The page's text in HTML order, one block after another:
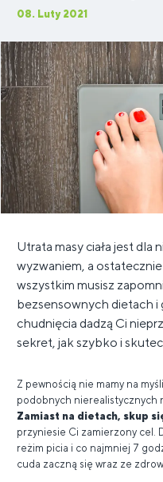
08. Luty 2021
Utrata masy ciała jest
wyzwaniem, a
wszystkim musisz
bezsensownych dietach i
chudnięcia dadzą Ci
sekret, jak szybko i
Z pewnością nie mamy na
podobnych nierealistycznych
Zamiast na dietach, skup
przyniesie Ci zamierzony cel.
reżim picia i co najmniej 7
cuda zaczną się wraz ze